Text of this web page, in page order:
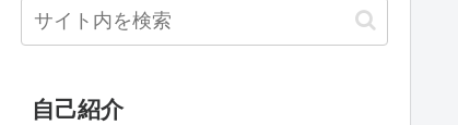
自己紹介